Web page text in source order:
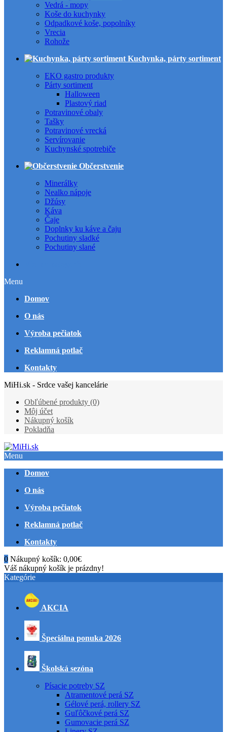
Vedrá - mopy
Koše do kuchynky
Odpadkové koše, popolníky
Vrecia
Rohože
Kuchynka, párty sortiment
EKO gastro produkty
Párty sortiment
Halloween
Plastový riad
Potravinové obaly
Tašky
Potravinové vrecká
Servírovanie
Kuchynské spotrebiče
Občerstvenie
Minerálky
Nealko nápoje
Džúsy
Káva
Čaje
Doplnky ku káve a čaju
Pochutiny sladké
Pochutiny slané
Menu
Domov
O nás
Výroba pečiatok
Reklamná potlač
Kontakty
MiHi.sk - Srdce vašej kancelárie
Obľúbené produkty (0)
Môj účet
Nákupný košík
Pokladňa
Menu
Domov
O nás
Výroba pečiatok
Reklamná potlač
Kontakty
0 Nákupný košík: 0,00€
Váš nákupný košík je prázdny!
Kategórie
AKCIA
Špeciálna ponuka 2026
Školská sezóna
Písacie potreby SZ
Atramentové perá SZ
Gélové perá, rollery SZ
Guľôčkové perá SZ
Gumovacie perá SZ